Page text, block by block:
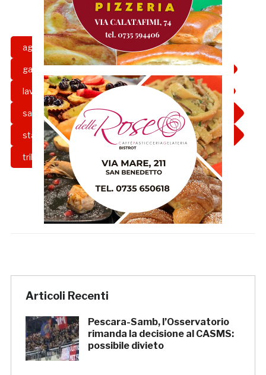
agibilità calcio capienza
gazzetta rossoblu
lavori riviera delle palme Samb
sambenedettese stadio
stadio riviera delle palme tribuna est mare
tribuna ovest
Articoli Recenti
Pescara-Samb, l’Osservatorio
rimanda la decisione al CASMS:
possibile divieto